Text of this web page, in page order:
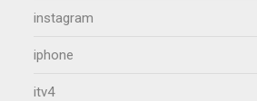
instagram
iphone
itv4